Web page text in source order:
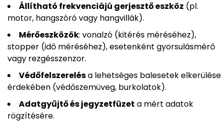
Állítható frekvenciájú gerjesztő eszköz (pl.
motor, hangszóró vagy hangvillák).
Mérőeszközök: vonalzó (kitérés méréséhez),
stopper (idő méréséhez), esetenként gyorsulásmérő
vagy rezgésszenzor.
Védőfelszerelésa lehetséges balesetek elkerülése
érdekében (védőszemüveg, burkolatok).
Adatgyűjtő és jegyzetfüzet a mért adatok
rögzítésére.